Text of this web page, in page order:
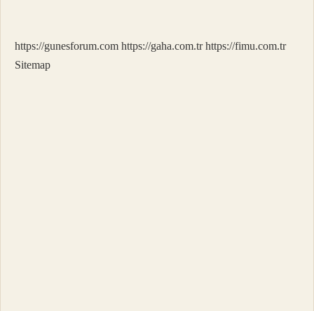
https://gunesforum.com https://gaha.com.tr https://fimu.com.tr
Sitemap